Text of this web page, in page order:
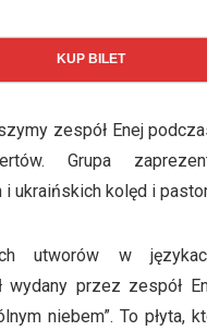
KUP BILET
zespół Enej
Grupa
ukraińskich kolęd i
utworów w
wydany przez zespół
niebem”. To płyta,